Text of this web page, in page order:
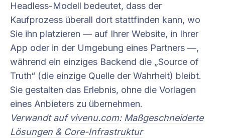
Headless-Modell bedeutet, dass der
Kaufprozess überall dort stattfinden kann, wo
Sie ihn platzieren — auf Ihrer Website, in Ihrer
App oder in der Umgebung eines Partners —,
während ein einziges Backend die „Source of
Truth“ (die einzige Quelle der Wahrheit) bleibt.
Sie gestalten das Erlebnis, ohne die Vorlagen
eines Anbieters zu übernehmen.
Verwandt auf vivenu.com: Maßgeschneiderte
Lösungen & Core-Infrastruktur